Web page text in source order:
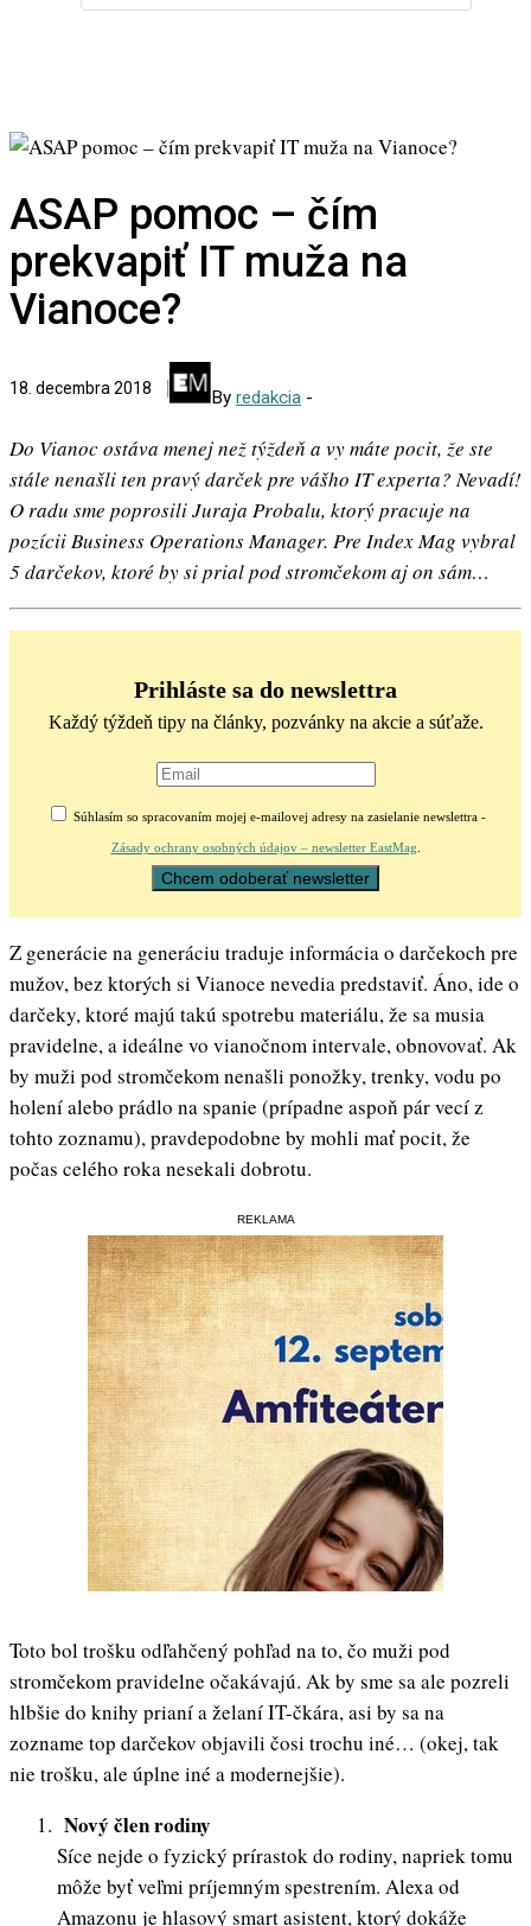
ASAP pomoc – čím
prekvapiť IT muža na
Vianoce?
18. decembra 2018 By redakcia -
Do Vianoc ostáva menej než týždeň a vy máte pocit, že ste
stále nenašli ten pravý darček pre vášho IT experta? Nevadí!
O radu sme poprosili Juraja Probalu, ktorý pracuje na
pozícii Business Operations Manager. Pre Index Mag vybral
5 darčekov, ktoré by si prial pod stromčekom aj on sám…
Prihláste sa do newslettra
Každý týždeň tipy na články, pozvánky na akcie a súťaže.
Súhlasím so spracovaním mojej e-mailovej adresy na zasielanie newslettra -
Zásady ochrany osobných údajov – newsletter EastMag
Z generácie na generáciu traduje informácia o darčekoch pre
mužov, bez ktorých si Vianoce nevedia predstaviť. Áno, ide o
darčeky, ktoré majú takú spotrebu materiálu, že sa musia
pravidelne, a ideálne vo vianočnom intervale, obnovovať. Ak
by muži pod stromčekom nenašli ponožky, trenky, vodu po
holení alebo prádlo na spanie (prípadne aspoň pár vecí z
tohto zoznamu), pravdepodobne by mohli mať pocit, že
počas celého roka nesekali dobrotu.
REKLAMA
Toto bol trošku odľahčený pohľad na to, čo muži pod
stromčekom pravidelne očakávajú. Ak by sme sa ale pozreli
hlbšie do knihy prianí a želaní IT-čkára, asi by sa na
zozname top darčekov objavili čosi trochu iné… (okej, tak
nie trošku, ale úplne iné a modernejšie).
Nový člen rodiny
Síce nejde o fyzický prírastok do rodiny, napriek tomu
môže byť veľmi príjemným spestrením. Alexa od
Amazonu je hlasový smart asistent, ktorý dokáže